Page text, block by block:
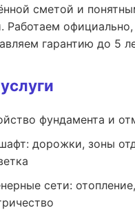
сметой и
Работаем официально,
гарантию до 5
фундамента и
дорожки, зоны
сети: